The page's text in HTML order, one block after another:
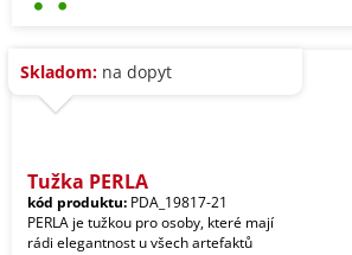
Skladom: na dopyt
Tužka PERLA
kód produktu: PDA_19817-21
PERLA je tužkou pro osoby, které mají
rádi elegantnost u všech artefaktů